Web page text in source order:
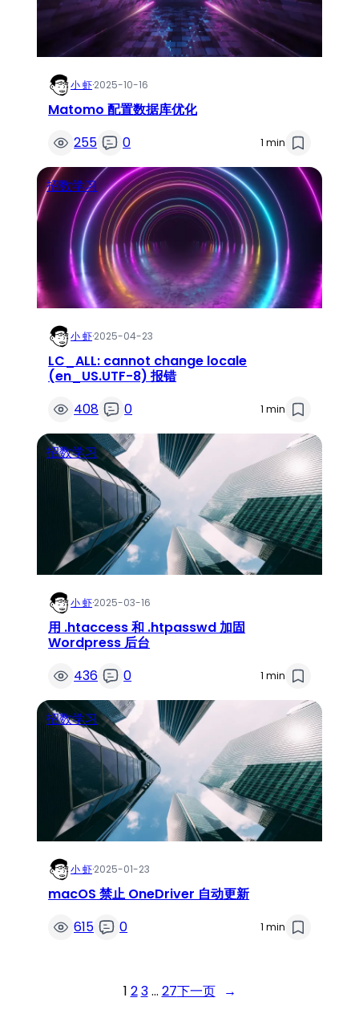
小 虾·2025-10-16
Matomo 配置数据库优化
255
0 1 min
招数学习
小 虾·2025-04-23
LC_ALL: cannot change locale
(en_US.UTF-8) 报错
408
0 1 min
招数学习
小 虾·2025-03-16
用 .htaccess 和 .htpasswd 加固
Wordpress 后台
436
0 1 min
招数学习
小 虾·2025-01-23
macOS 禁止 OneDriver 自动更新
615
0 1 min
1 23… 27下一页 →